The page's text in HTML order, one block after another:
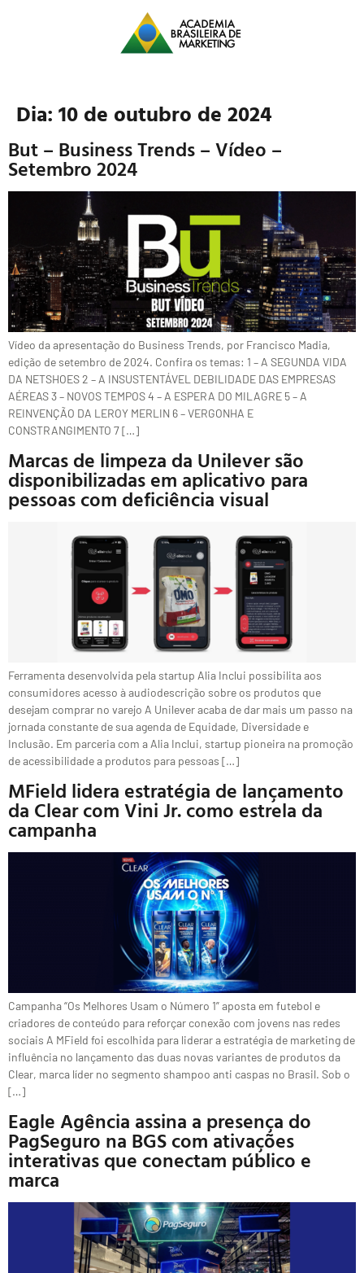
Dia: 10 de outubro de 2024
But – Business Trends – Vídeo –
Setembro 2024
Vídeo da apresentação do Business Trends, por Francisco Madia,
edição de setembro de 2024. Confira os temas: 1 – A SEGUNDA VIDA
DA NETSHOES 2 – A INSUSTENTÁVEL DEBILIDADE DAS EMPRESAS
AÉREAS 3 – NOVOS TEMPOS 4 – A ESPERA DO MILAGRE 5 – A
REINVENÇÃO DA LEROY MERLIN 6 – VERGONHA E
CONSTRANGIMENTO 7 […]
Marcas de limpeza da Unilever são
disponibilizadas em aplicativo para
pessoas com deficiência visual
Ferramenta desenvolvida pela startup Alia Inclui possibilita aos
consumidores acesso à audiodescrição sobre os produtos que
desejam comprar no varejo A Unilever acaba de dar mais um passo na
jornada constante de sua agenda de Equidade, Diversidade e
Inclusão. Em parceria com a Alia Inclui, startup pioneira na promoção
de acessibilidade a produtos para pessoas […]
MField lidera estratégia de lançamento
da Clear com Vini Jr. como estrela da
campanha
Campanha “Os Melhores Usam o Número 1” aposta em futebol e
criadores de conteúdo para reforçar conexão com jovens nas redes
sociais A MField foi escolhida para liderar a estratégia de marketing de
influência no lançamento das duas novas variantes de produtos da
Clear, marca líder no segmento shampoo anti caspas no Brasil. Sob o
[…]
Eagle Agência assina a presença do
PagSeguro na BGS com ativações
interativas que conectam público e
marca